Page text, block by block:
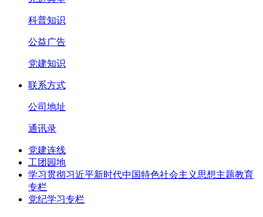
科普知识
公益广告
党建知识
联系方式
公司地址
通讯录
党建连线
工团园地
学习贯彻习近平新时代中国特色社会主义思想主题教育
专栏
党纪学习专栏